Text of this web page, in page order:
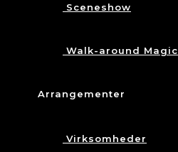
Sceneshow
Walk-around Magic
Arrangementer
Virksomheder